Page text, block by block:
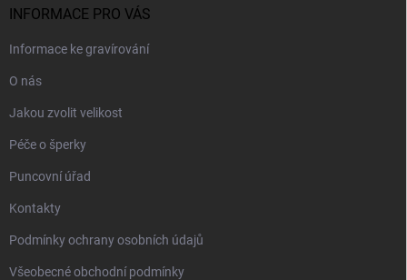
INFORMACE PRO VÁS
Informace ke gravírování
O nás
Jakou zvolit velikost
Péče o šperky
Puncovní úřad
Kontakty
Podmínky ochrany osobních údajů
Všeobecné obchodní podmínky